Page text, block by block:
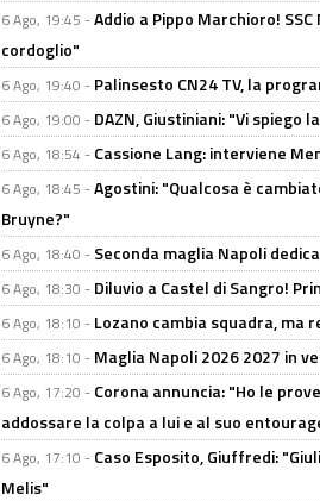
6 Ago, 19:45 -Addio a Pippo Marchioro!
cordoglio"
6 Ago, 19:40 - Palinsesto CN24 TV, la
6 Ago, 19:00 - DAZN, Giustiniani: "Vi spiego
6 Ago, 18:54 - Cassione Lang: interviene
6 Ago, 18:45 -Agostini: "Qualcosa è
Bruyne?"
6 Ago, 18:40 - Seconda maglia Napoli
6 Ago, 18:30 - Diluvio a Castel di Sangro!
6 Ago, 18:10 - Lozano cambia squadra, ma
6 Ago, 18:10 - Maglia Napoli 2026 2027 in
6 Ago, 17:20 - Corona annuncia: "Ho le
addossare la colpa a lui e al suo
6 Ago, 17:10 - Caso Esposito, Giuffredi:
Melis"